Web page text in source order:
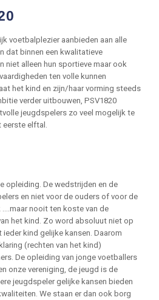
voetbalplezier aanbieden aan alle
dat binnen een kwalitatieve
niet alleen hun sportieve maar ook
ten volle kunnen
het kind en zijn/haar vorming steeds
verder uitbouwen, PSV1820
jeugdspelers zo veel mogelijk te
eerste elftal.
opleiding. De wedstrijden en de
en niet voor de ouders of voor de
….maar nooit ten koste van de
het kind. Zo word absoluut niet op
kind gelijke kansen. Daarom
(rechten van het kind)
De opleiding van jonge voetballers
onze vereniging, de jeugd is de
jeugdspeler gelijke kansen bieden
We staan er dan ook borg